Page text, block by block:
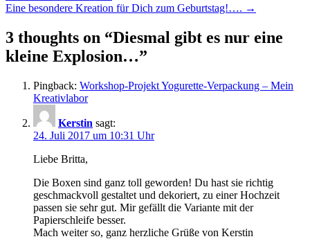
navigation
Eine besondere Kreation für Dich zum Geburtstag!…. →
3 thoughts on “Diesmal gibt es nur eine
kleine Explosion…”
Pingback: Workshop-Projekt Yogurette-Verpackung – Mein
Kreativlabor
Kerstin sagt:
24. Juli 2017 um 10:31 Uhr
Liebe Britta,
Die Boxen sind ganz toll geworden! Du hast sie richtig
geschmackvoll gestaltet und dekoriert, zu einer Hochzeit
passen sie sehr gut. Mir gefällt die Variante mit der
Papierschleife besser.
Mach weiter so, ganz herzliche Grüße von Kerstin